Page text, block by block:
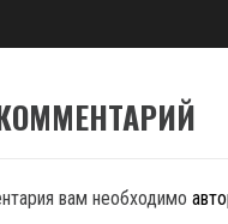
вам необходимо